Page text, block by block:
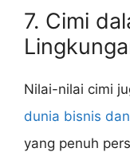
7. Cimi
Nilai-nilai cimi
dunia bisnis dan
yang penuh